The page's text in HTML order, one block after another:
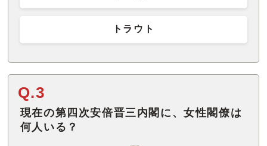
トラウト
Q.3
現在の第四次安倍晋三内閣に、女性閣僚は
何人いる？